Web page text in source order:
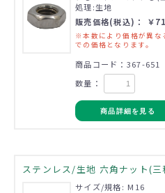
処理:生地
販売価格(税込)： ￥
※本数により価格が異な
での価格となります。
商品コード：367-651
数量：
商品詳細を見る
ステンレス/生地 六角ナット(
サイズ/規格: M16